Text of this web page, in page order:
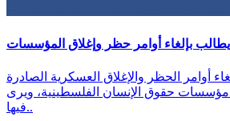
أوامر الحظر والإغلاق العسكرية الصادرة
حقوق الإنسان الفلسطينية، ويرى
فيها..